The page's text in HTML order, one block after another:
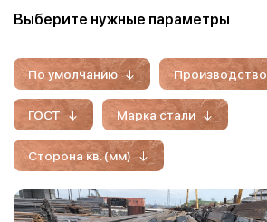
Выберите нужные параметры
По умолчанию Производство
ГОСТ Марка стали
Сторона кв. (мм)